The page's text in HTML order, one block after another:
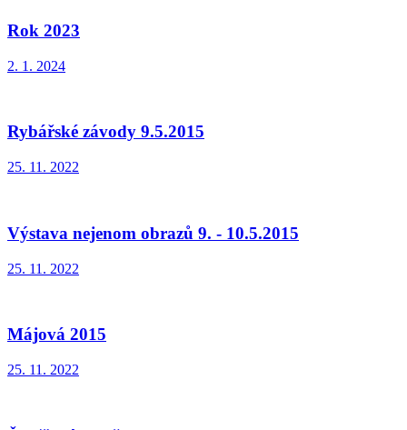
Rok 2023
2. 1. 2024
Rybářské závody 9.5.2015
25. 11. 2022
Výstava nejenom obrazů 9. - 10.5.2015
25. 11. 2022
Májová 2015
25. 11. 2022